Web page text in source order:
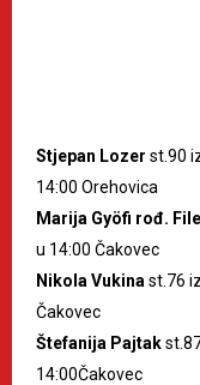
Stjepan Lozer st.90
14:00 Orehovica
Marija Gyöfi rođ.
u 14:00 Čakovec
Nikola Vukina st.76
Čakovec
Štefanija Pajtak
14:00Čakovec